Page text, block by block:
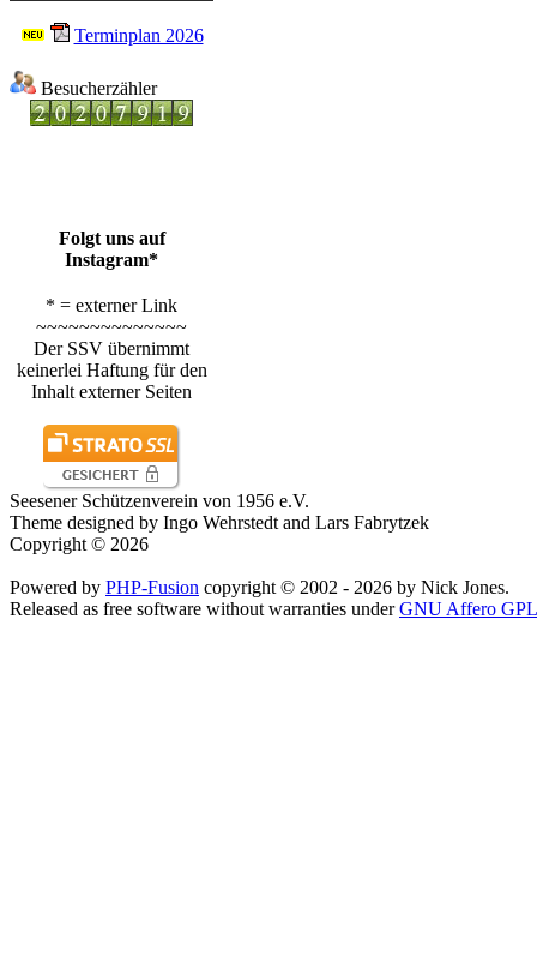
Terminplan 2026
Besucherzähler
Folgt uns auf
Instagram*
* = externer Link
~~~~~~~~~~~~~~
Der SSV übernimmt
keinerlei Haftung für den
Inhalt externer Seiten
Seesener Schützenverein von 1956 e.V.
Theme designed by Ingo Wehrstedt and Lars Fabrytzek
Copyright © 2026
Powered by PHP-Fusion copyright © 2002 - 2026 by Nick Jones.
Released as free software without warranties underGNU Affero GPL